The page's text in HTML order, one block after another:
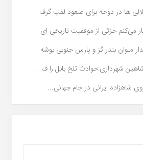
ها در دوحه برای صعود لقب گرف...
می‌کنم جزئی از موفقیت تاریخی ای...
ملوان بندر گز و پارس جنوبی بوشه...
شهرداری:حوادث تلخ بابل را ف...
شاهزاده ایرانی در جام جهانی...